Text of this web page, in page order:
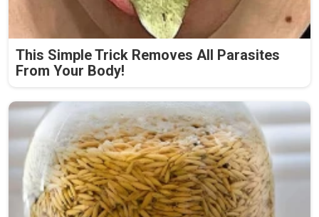
This Simple Trick Removes All Parasites
From Your Body!